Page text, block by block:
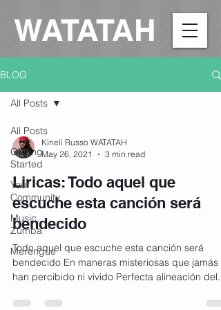
WATATAH​
BLOG
All Posts
Getting
Started
Your
Community
Music,
Zumba
Merengue
All Posts
Kineli Russo WATATAH
May 26, 2021
3 min read
Liricas: Todo aquel que
escuche esta canción será
bendecido
Todo aquel que escuche esta canción será
bendecido En maneras misteriosas que jamás
han percibido ni vivido Perfecta alineación del...